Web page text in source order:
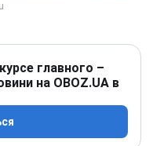
главного –
на OBOZ.UA в